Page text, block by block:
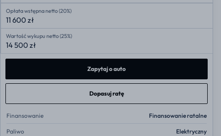
Opłata wstępna netto (20%)
11 600 zł
Wartość wykupu netto (25%)
14 500 zł
Zapytaj o auto
Dopasuj ratę
Finansowanie Finansowanie ratalne
Paliwo Elektryczny